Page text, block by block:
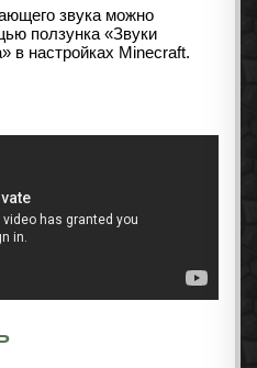
звука можно
ползунка «Звуки
в настройках Minecraft.